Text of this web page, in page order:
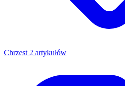
Chrzest 2 artykułów